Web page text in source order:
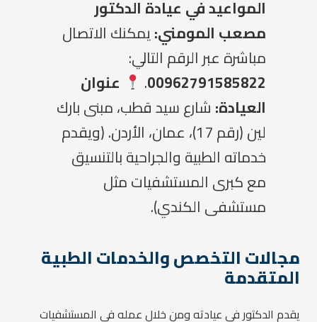
المواعيد في عيادة الدكتور
مصعب المومني:يمكنك الاتصال
مباشرة عبر الرقم التالي:
00962791585822
.
عنوان
العيادة: شارع سيد قطب، مبنى بارك
لين (رقم 17)، عمان، الأردن. (ويقدم
خدماته الطبية والجراحية بالتنسيق
مع كبرى المستشفيات مثل
مستشفى الكندي).
مجالات التخصص والخدمات الطبية
المتقدمة
يقدم الدكتور في عيادته ومن خلال عمله في المستشفيات